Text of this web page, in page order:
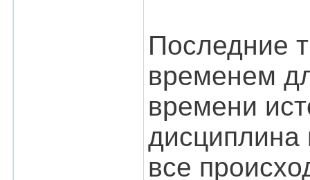
Последние
временем
времени
дисциплина
все